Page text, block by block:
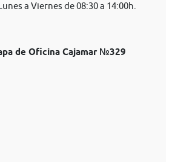
a Viernes de 08:30 a 14:00h.
de Oficina Cajamar №329